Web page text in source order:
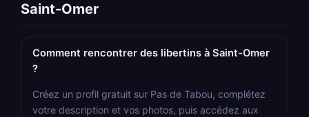
Saint-Omer
Comment rencontrer des libertins à Saint-Omer
?
Créez un profil gratuit sur Pas de Tabou, complétez
votre description et vos photos, puis accédez aux